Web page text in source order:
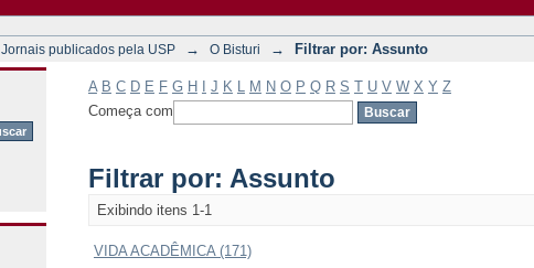
Jornais publicados pela USP → O Bisturi → Filtrar por: Assunto
A B C D E F G H J K M N O P Q R S T U V W X Y Z
Começa com
Filtrar por: Assunto
Exibindo itens 1-1
VIDA ACADÊMICA (171)